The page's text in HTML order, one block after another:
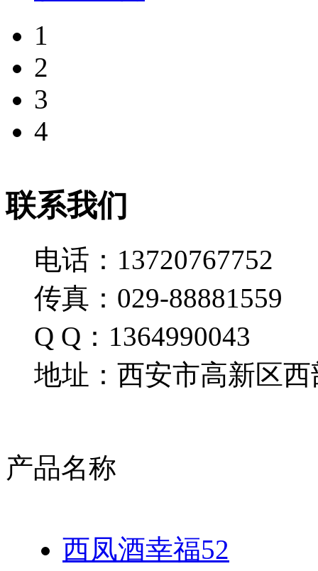
1
2
3
4
联系我们
电话：13720767752
传真：029-88881559
Q Q：1364990043
地址：西安市高新区西
产品名称
西凤酒幸福52